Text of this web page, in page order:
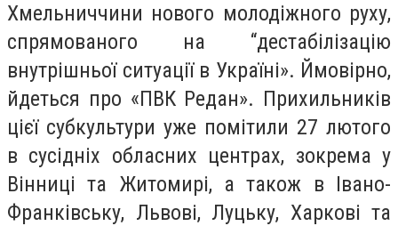
Хмельниччини нового молодіжного руху,
спрямованого на “дестабілізацію
внутрішньої ситуації в Україні». Ймовірно,
йдеться про «ПВК Редан». Прихильників
цієї субкультури уже помітили 27 лютого
в сусідніх обласних центрах, зокрема у
Вінниці та Житомирі, а також в Івано-
Франківську, Львові, Луцьку, Харкові та